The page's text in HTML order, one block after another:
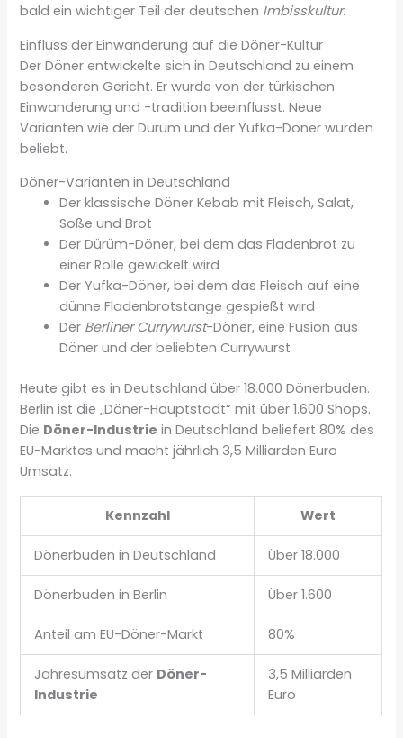
bald ein wichtiger Teil der deutschen Imbisskultur.
Einfluss der Einwanderung auf die Döner-Kultur
Der Döner entwickelte sich in Deutschland zu einem
besonderen Gericht. Er wurde von der türkischen
Einwanderung und -tradition beeinflusst. Neue
Varianten wie der Dürüm und der Yufka-Döner wurden
beliebt.
Döner-Varianten in Deutschland
Der klassische Döner Kebab mit Fleisch, Salat,
Soße und Brot
Der Dürüm-Döner, bei dem das Fladenbrot zu
einer Rolle gewickelt wird
Der Yufka-Döner, bei dem das Fleisch auf eine
dünne Fladenbrotstange gespießt wird
Der Berliner Currywurst-Döner, eine Fusion aus
Döner und der beliebten Currywurst
Heute gibt es in Deutschland über 18.000 Dönerbuden.
Berlin ist die „Döner-Hauptstadt“ mit über 1.600 Shops.
Die Döner-Industrie in Deutschland beliefert 80% des
EU-Marktes und macht jährlich 3,5 Milliarden Euro
Umsatz.
Kennzahl Wert
Dönerbuden in Deutschland Über 18.000
Dönerbuden in Berlin Über 1.600
Anteil am EU-Döner-Markt 80%
Jahresumsatz der Döner-
Industrie
3,5 Milliarden
Euro